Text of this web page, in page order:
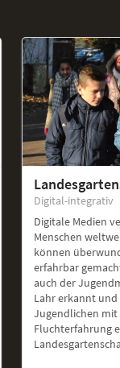
Digital-integrativ
Digitale Medien
Menschen
können
erfahrbar
auch der
Lahr erkannt
Jugendlichen
Fluchterfahrung